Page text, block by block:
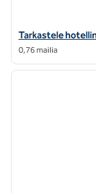
Näytä
Tarkastele
0,76 mailia
1/12